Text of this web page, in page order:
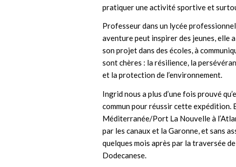
pratiquer une activité sportive et
Professeur dans un lycée
aventure peut inspirer des jeunes, elle
son projet dans des écoles, à
sont chères : la résilience, la
et la protection de l’environnement.
Ingrid nous a plus d’une fois prouvé
commun pour réussir cette expédition.
Méditerranée/Port La Nouvelle à
par les canaux et la Garonne, et sans
quelques mois après par la traversée
Dodecanese.